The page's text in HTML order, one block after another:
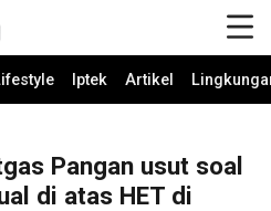
Iptek Artikel
Pangan usut soal
di atas HET di